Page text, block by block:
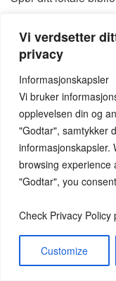
Vi verdsetter
privacy
Informasjonskapsler
Vi bruker
opplevelsen din og
"Godtar", samtykker
informasjonskapsler.
browsing experience
"Godtar", you
Check Privacy
Customize
Publikumspassord:
© 2026